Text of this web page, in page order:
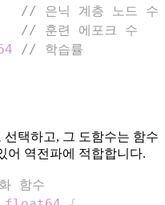
// 은닉 계층 노드 수
// 훈련 에포크 수
// 학습률
택하고, 그 도함수는 함수
어 역전파에 적합합니다.
함수